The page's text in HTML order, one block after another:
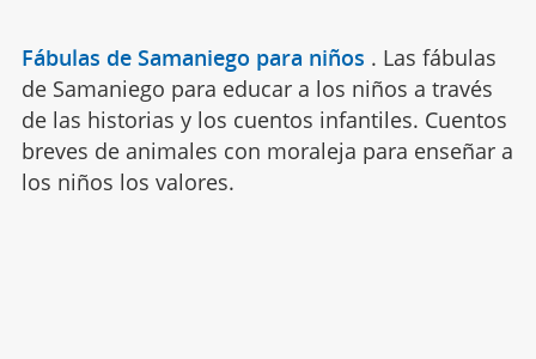
Fábulas de Samaniego para niños . Las fábulas
de Samaniego para educar a los niños a través
de las historias y los cuentos infantiles. Cuentos
breves de animales con moraleja para enseñar a
los niños los valores.